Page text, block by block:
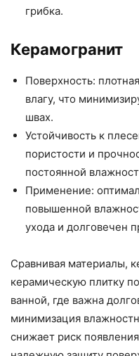
грибка.
Керамогранит
Поверхность:
влагу, что
швах.
Устойчивость к
пористости и
постоянной
Применение:
повышенной
ухода и долговечен
Сравнивая материалы,
керамическую плитку
ванной, где важна
минимизация
снижает риск